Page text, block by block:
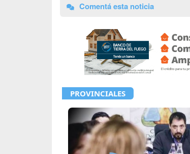
Comentá esta noticia
PROVINCIALES